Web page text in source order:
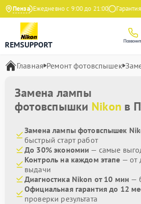
ПензаЕжедневно с 9:00 до 21:00 Гарантия
REMSUPPORT
Главная Ремонт фотовспышек
Замена лампы
фотовспышки Nikon в
Замена лампы фотовспышек
быстрый старт работ
До 30% экономии — самые
Контроль на каждом этапе — от
выдачи
Диагностика Nikon от 10 мин —
Официальная гарантия до 12
проверки результата